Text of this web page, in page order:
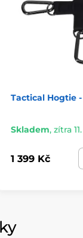
Tactical Hogtie
Skladem, zítra
1 399 Kč